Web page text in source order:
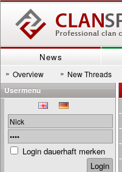
News
» Overview » New Threads
Usermenu
Login dauerhaft merken